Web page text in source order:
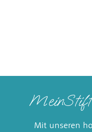
MeinStift
Mit unseren